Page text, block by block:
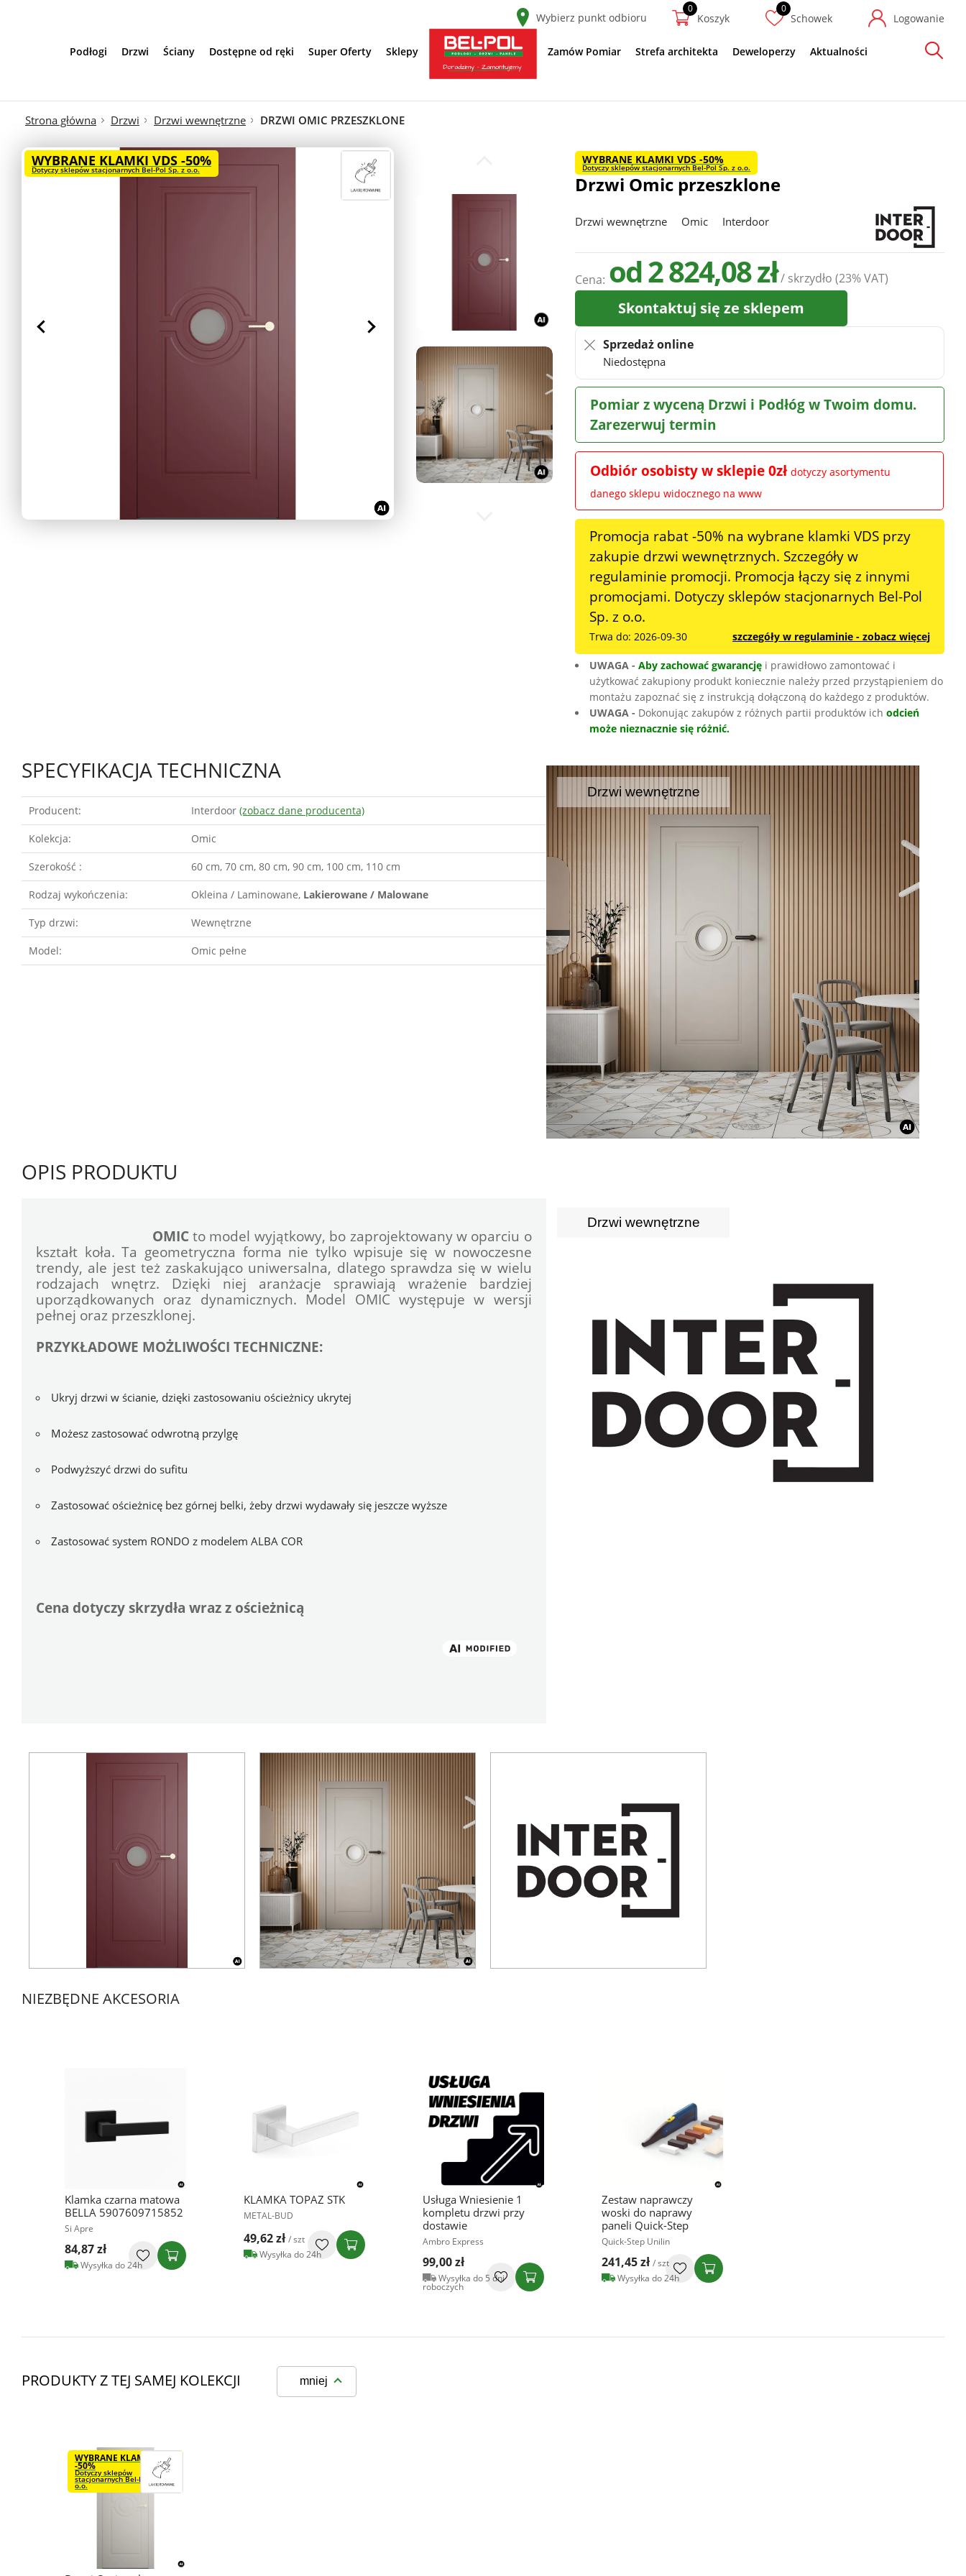
Wybierz punkt odbioru Koszyk Schowek Logowanie
Podłogi Drzwi Ściany Dostępne od ręki Super Oferty Sklepy Zamów Pomiar Strefa architekta Deweloperzy Aktualności
Szukaj
Strona główna Drzwi Drzwi wewnętrzne DRZWI OMIC PRZESZKLONE
WYBRANE KLAMKI VDS -50%
Dotyczy sklepów stacjonarnych Bel-Pol Sp. z o.o.
Drzwi Omic przeszklone
Drzwi wewnętrzne Omic Interdoor
Cena: od 2 824,08 zł/ skrzydło(23% VAT)
Skontaktuj się ze sklepem
Sprzedaż online
Niedostępna
Pomiar z wyceną Drzwi i Podłóg w Twoim domu.
Zarezerwuj termin
Odbiór osobisty w sklepie 0złdotyczy asortymentu
danego sklepu widocznego na www
Promocja rabat -50% na wybrane klamki VDS przy
zakupie drzwi wewnętrznych. Szczegóły w
regulaminie promocji. Promocja łączy się z innymi
promocjami. Dotyczy sklepów stacjonarnych Bel-Pol
Sp. z o.o.
Trwa do: 2026-09-30 szczegóły w regulaminie - zobacz więcej
UWAGA -Aby zachować gwarancję i prawidłowo zamontować i
użytkować zakupiony produkt koniecznie należy przed przystąpieniem do
montażu zapoznać się z instrukcją dołączoną do każdego z produktów.
UWAGA - Dokonując zakupów z różnych partii produktów ichodcień
może nieznacznie się różnić.
WYBRANE KLAMKI VDS -50%
Dotyczy sklepów stacjonarnych Bel-Pol Sp. z o.o.
SPECYFIKACJA TECHNICZNA
Producent: Interdoor (zobacz dane producenta)
Kolekcja: Omic
Szerokość : 60 cm, 70 cm, 80 cm, 90 cm, 100 cm, 110 cm
Rodzaj wykończenia: Okleina / Laminowane, Lakierowane / Malowane
Typ drzwi: Wewnętrzne
Model: Omic pełne
Drzwi wewnętrzne
OPIS PRODUKTU
OMIC to model wyjątkowy, bo zaprojektowany w oparciu o
kształt koła. Ta geometryczna forma nie tylko wpisuje się w nowoczesne
trendy, ale jest też zaskakująco uniwersalna, dlatego sprawdza się w wielu
rodzajach wnętrz. Dzięki niej aranżacje sprawiają wrażenie bardziej
uporządkowanych oraz dynamicznych. Model OMIC występuje w wersji
pełnej oraz przeszklonej.
PRZYKŁADOWE MOŻLIWOŚCI TECHNICZNE:
Ukryj drzwi w ścianie, dzięki zastosowaniu ościeżnicy ukrytej
Możesz zastosować odwrotną przylgę
Podwyższyć drzwi do sufitu
Zastosować ościeżnicę bez górnej belki, żeby drzwi wydawały się jeszcze wyższe
Zastosować system RONDO z modelem ALBA COR
Cena dotyczy skrzydła wraz z ościeżnicą
Drzwi wewnętrzne
NIEZBĘDNE AKCESORIA
Klamka czarna matowa
BELLA 5907609715852
Si Apre
84,87 zł
Wysyłka do 24h
KLAMKA TOPAZ STK
METAL-BUD
49,62 zł / szt
Wysyłka do 24h
Usługa Wniesienie 1
kompletu drzwi przy
dostawie
Ambro Express
99,00 zł
Wysyłka do 5 dni
roboczych
Zestaw naprawczy
woski do naprawy
paneli Quick-Step
Quick-Step Unilin
241,45 zł / szt
Wysyłka do 24h
PRODUKTY Z TEJ SAMEJ KOLEKCJI mniej
WYBRANE KLAMKI VDS
-50%
Dotyczy sklepów
stacjonarnych Bel-Pol Sp. z
o.o.